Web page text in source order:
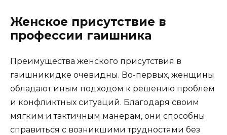
Женское присутствие в
профессии гаишника
Преимущества женского присутствия в
гаишникидке очевидны. Во-первых, женщины
обладают иным подходом к решению проблем
и конфликтных ситуаций. Благодаря своим
мягким и тактичным манерам, они способны
справиться с возникшими трудностями без